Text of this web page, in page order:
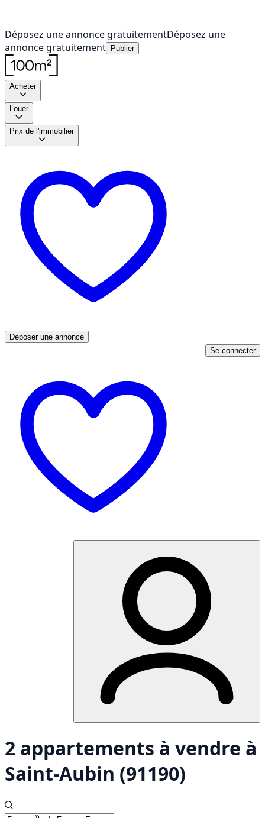
Déposez une annonce gratuitementDéposez une
annonce gratuitement
Publier
Acheter
Louer
Prix de l'immobilier
Déposer une annonce
Se connecter
2 appartements à vendre à
Saint-Aubin (91190)